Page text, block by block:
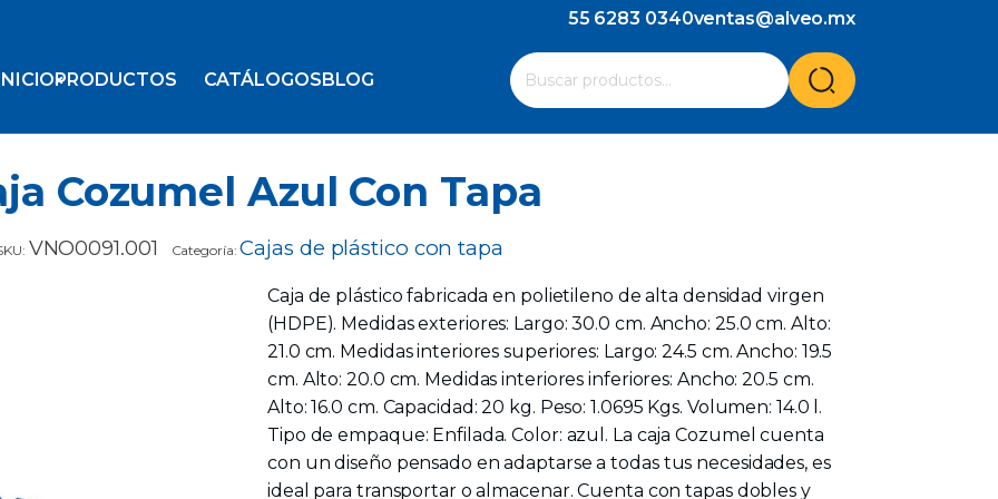
55 6283 0340ventas@alveo.mx
PRODUCTOS CATÁLOGOSBLOG
Buscar
por:
Cuando hay resultados autocompletados, puedes
Cozumel Azul Con Tapa
VNO0091.001 Categoría:Cajas de plástico con tapa
Caja de plástico fabricada en polietileno de alta densidad virgen
(HDPE). Medidas exteriores: Largo: 30.0 cm. Ancho: 25.0 cm. Alto:
21.0 cm. Medidas interiores superiores: Largo: 24.5 cm. Ancho: 19.5
cm. Alto: 20.0 cm. Medidas interiores inferiores: Ancho: 20.5 cm.
Alto: 16.0 cm. Capacidad: 20 kg. Peso: 1.0695 Kgs. Volumen: 14.0 l.
Tipo de empaque: Enfilada. Color: azul. La caja Cozumel cuenta
con un diseño pensado en adaptarse a todas tus necesidades, es
ideal para transportar o almacenar. Cuenta con tapas dobles y